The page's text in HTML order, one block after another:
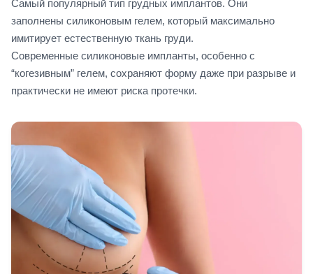
Самый популярный тип грудных имплантов. Они
заполнены силиконовым гелем, который максимально
имитирует естественную ткань груди.
Современные силиконовые импланты, особенно с
“когезивным” гелем, сохраняют форму даже при разрыве и
практически не имеют риска протечки.